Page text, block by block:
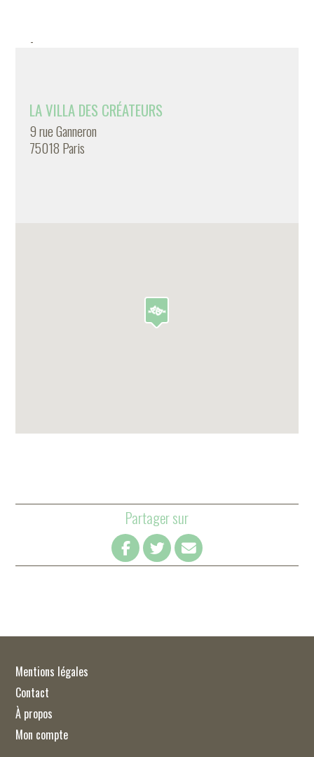
-
LA VILLA DES CRÉATEURS
9 rue Ganneron
75018 Paris
Partager sur
Mentions légales
Contact
À propos
Mon compte